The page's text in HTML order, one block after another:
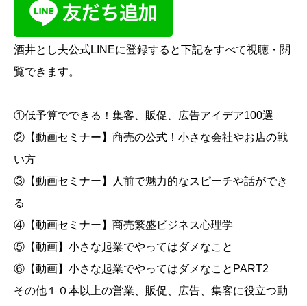
酒井とし夫公式LINEに登録すると下記をすべて視聴・閲
覧できます。
①低予算でできる！集客、販促、広告アイデア100選
②【動画セミナー】商売の公式！小さな会社やお店の戦
い方
③【動画セミナー】人前で魅力的なスピーチや話ができ
る
④【動画セミナー】商売繁盛ビジネス心理学
⑤【動画】小さな起業でやってはダメなこと
⑥【動画】小さな起業でやってはダメなことPART2
その他１０本以上の営業、販促、広告、集客に役立つ動